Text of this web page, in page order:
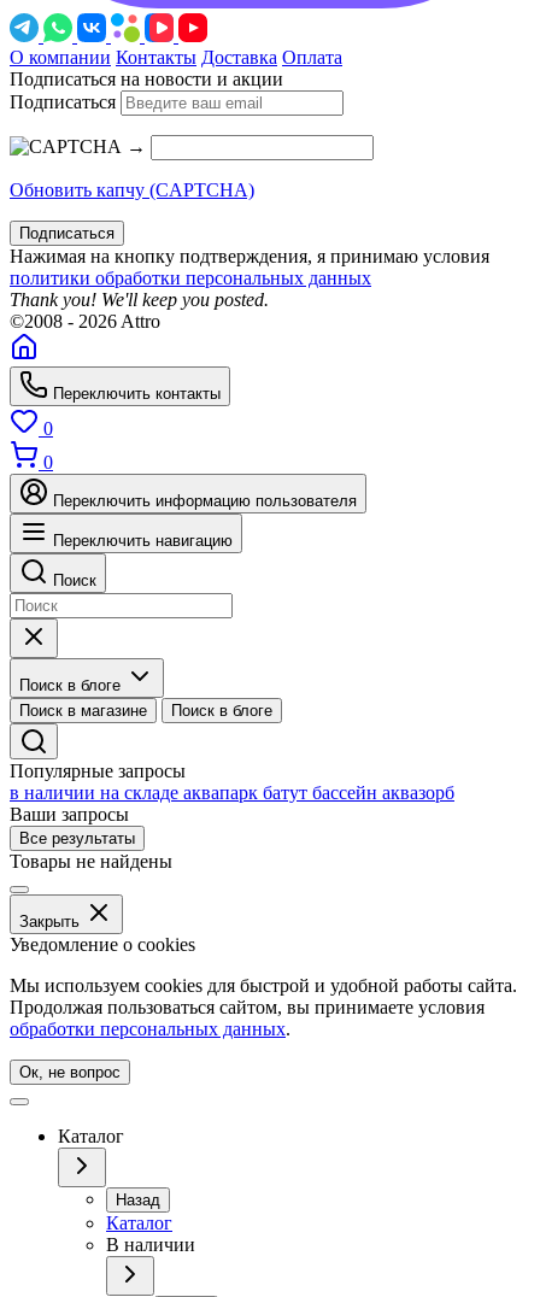
О компании Контакты Доставка Оплата
Подписаться на новости и акции
Подписаться
→
Обновить капчу (CAPTCHA)
Подписаться
Нажимая на кнопку подтверждения, я принимаю условия
политики обработки персональных данных
Thank you! We'll keep you posted.
©2008 - 2026 Attro
Переключить контакты
0
0
Переключить информацию пользователя
Переключить навигацию
Поиск
Поиск в блоге
Поиск в магазине
Поиск в блоге
Популярные запросы
в наличии на складе аквапарк батут бассейн аквазорб
Ваши запросы
Все результаты
Товары не найдены
Закрыть
Уведомление о cookies
Мы используем cookies для быстрой и удобной работы сайта.
Продолжая пользоваться сайтом, вы принимаете условия
обработки персональных данных.
Ок, не вопрос
Каталог
Назад
Каталог
В наличии